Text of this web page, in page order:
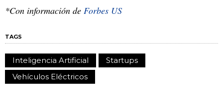
*Con información de Forbes US
TAGS
Inteligencia Artificial
Startups
Vehículos Eléctricos